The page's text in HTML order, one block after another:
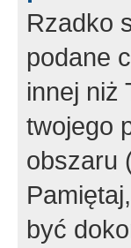
Rzadko
podane
innej niż
twojego
obszaru
być